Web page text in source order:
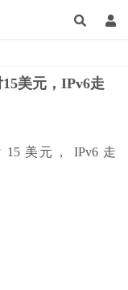
美元，IPv6走
15 美元， IPv6 走